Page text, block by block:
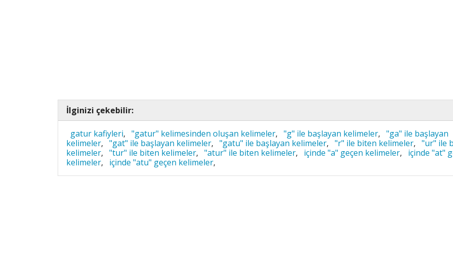
İlginizi çekebilir:
gatur kafiyleri, "gatur" kelimesinden oluşan kelimeler, "g" ile başlayan kelimeler, "ga" ile başlayan
kelimeler, "gat" ile başlayan kelimeler, "gatu" ile başlayan kelimeler, "r" ile biten kelimeler, "ur" ile
kelimeler, "tur" ile biten kelimeler, "atur" ile biten kelimeler, içinde "a" geçen kelimeler,
içinde "at"
kelimeler, içinde "atu" geçen kelimeler,